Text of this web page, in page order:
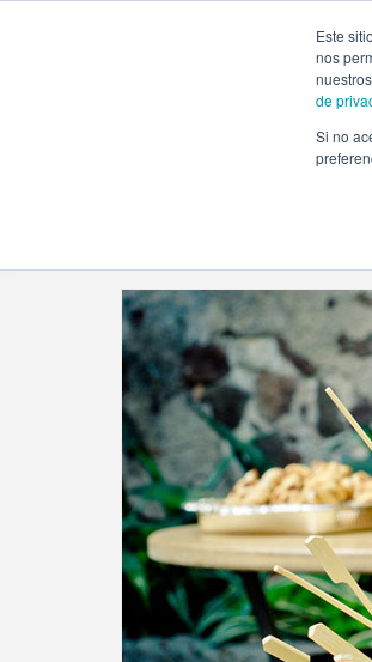
Este
nos
de
Si no
baby shower